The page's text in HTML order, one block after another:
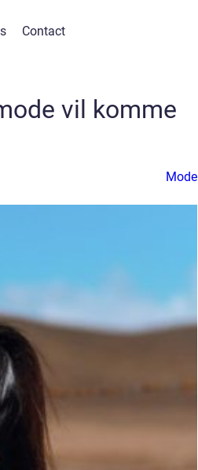
Contact
vil komme
Mode